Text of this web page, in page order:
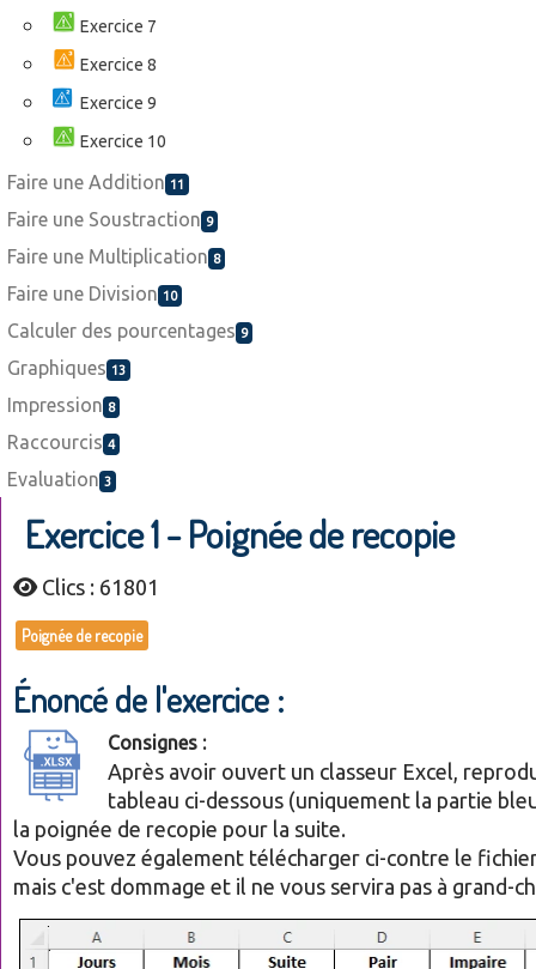
Exercice 7
Exercice 8
Exercice 9
Exercice 10
Faire une Addition 11
Faire une Soustraction 9
Faire une Multiplication 8
Faire une Division 10
Calculer des pourcentages 9
Graphiques 13
Impression 8
Raccourcis 4
Evaluation 3
Exercice 1 - Poignée de recopie
Clics : 61801
Poignée de recopie
Énoncé de l'exercice :
Consignes :
Après avoir ouvert un classeur Excel,
tableau ci-dessous (uniquement la partie
la poignée de recopie pour la suite.
Vous pouvez également télécharger ci-contre le
mais c'est dommage et il ne vous servira pas à grand-